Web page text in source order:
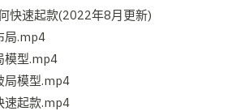
快速起款(2022年8月更新)
局.mp4
模型.mp4
局模型.mp4
速起款.mp4